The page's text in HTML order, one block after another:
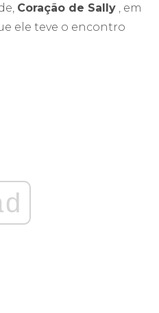
Coração de Sally , em
ele teve o encontro